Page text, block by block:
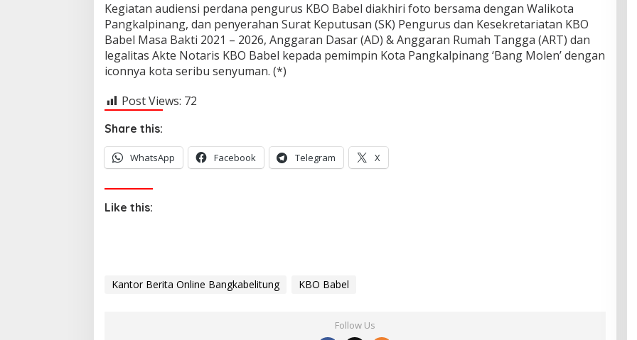
Kegiatan audiensi perdana pengurus KBO Babel diakhiri foto bersama dengan Walikota
Pangkalpinang, dan penyerahan Surat Keputusan (SK) Pengurus dan Kesekretariatan KBO
Babel Masa Bakti 2021 – 2026, Anggaran Dasar (AD) & Anggaran Rumah Tangga (ART) dan
legalitas Akte Notaris KBO Babel kepada pemimpin Kota Pangkalpinang ‘Bang Molen’ dengan
iconnya kota seribu senyuman. (*)
Post Views: 72
Share this:
WhatsApp Facebook Telegram X
Like this:
Kantor Berita Online Bangkabelitung KBO Babel
Follow Us